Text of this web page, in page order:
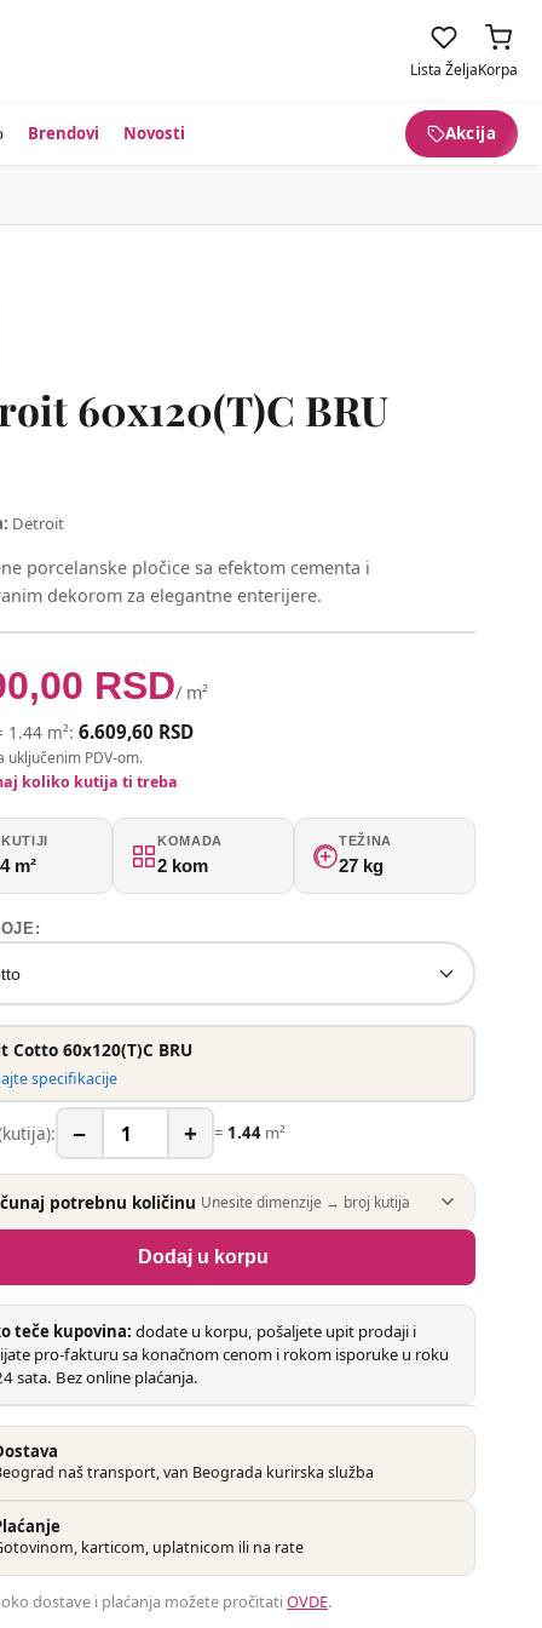
Lista ŽeljaKorpa
Brendovi Novosti Akcija
60x120(T)C BRU
Detroit
porcelanske pločice sa efektom cementa i
dekorom za elegantne enterijere.
RSD/ m²
1.44 m²: 6.609,60 RSD
uključenim PDV-om.
koliko kutija ti treba
m²
KOMADA
2 kom
TEŽINA
27 kg
Cotto 60x120(T)C BRU
specifikacije
− + = 1.44 m²
potrebnu količinu Unesite dimenzije → broj kutija
Dodaj u korpu
teče kupovina: dodate u korpu, pošaljete upit prodaji i
pro-fakturu sa konačnom cenom i rokom isporuke u roku
sata. Bez online plaćanja.
naš transport, van Beograda kurirska služba
karticom, uplatnicom ili na rate
dostave i plaćanja možete pročitatiOVDE.